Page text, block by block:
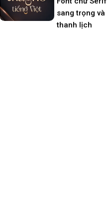
sang trọng và
thanh lịch